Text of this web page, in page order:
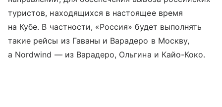
туристов, находящихся в настоящее время
на Кубе. В частности, «Россия» будет выполнять
такие рейсы из Гаваны и Варадеро в Москву,
а Nordwind — из Варадеро, Ольгина и Кайо-Коко.